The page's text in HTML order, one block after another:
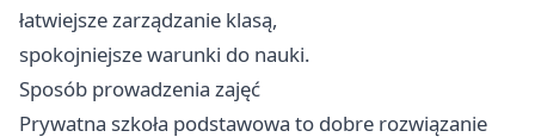
łatwiejsze zarządzanie klasą,
spokojniejsze warunki do nauki.
Sposób prowadzenia zajęć
Prywatna szkoła podstawowa to dobre rozwiązanie